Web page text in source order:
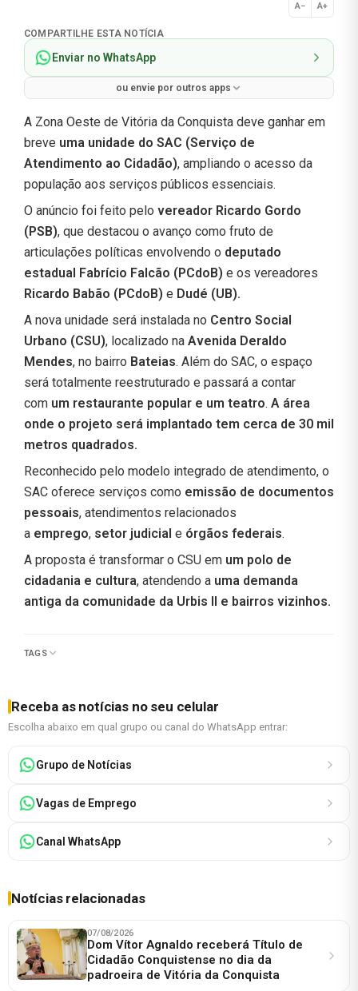
A− A+
Normal
COMPARTILHE ESTA NOTÍCIA
Enviar no WhatsApp
ou envie por outros apps
A Zona Oeste de Vitória da Conquista deve ganhar em
breve uma unidade do SAC (Serviço de
Atendimento ao Cidadão), ampliando o acesso da
população aos serviços públicos essenciais.
O anúncio foi feito pelo vereador Ricardo Gordo
(PSB), que destacou o avanço como fruto de
articulações políticas envolvendo o deputado
estadual Fabrício Falcão (PCdoB) e os vereadores
Ricardo Babão (PCdoB) e Dudé (UB).
A nova unidade será instalada no Centro Social
Urbano (CSU), localizado na Avenida Deraldo
Mendes, no bairro Bateias. Além do SAC, o espaço
será totalmente reestruturado e passará a contar
com um restaurante popular e um teatro. A área
onde o projeto será implantado tem cerca de 30 mil
metros quadrados.
Reconhecido pelo modelo integrado de atendimento, o
SAC oferece serviços como emissão de documentos
pessoais, atendimentos relacionados
a emprego, setor judicial e órgãos federais.
A proposta é transformar o CSU em um polo de
cidadania e cultura, atendendo a uma demanda
antiga da comunidade da Urbis II e bairros vizinhos.
TAGS
Receba as notícias no seu celular
Escolha abaixo em qual grupo ou canal do WhatsApp entrar:
Grupo de Notícias
Vagas de Emprego
Canal WhatsApp
Notícias relacionadas
07/08/2026
Dom Vítor Agnaldo receberá Título de
Cidadão Conquistense no dia da
padroeira de Vitória da Conquista